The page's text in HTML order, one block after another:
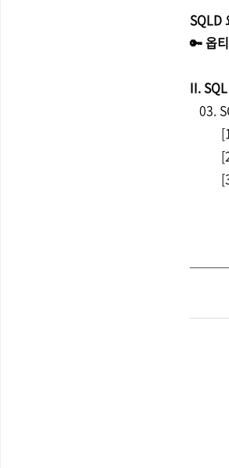
SQLD
🔑 옵
II.
03.
[1]
[2]
[3]